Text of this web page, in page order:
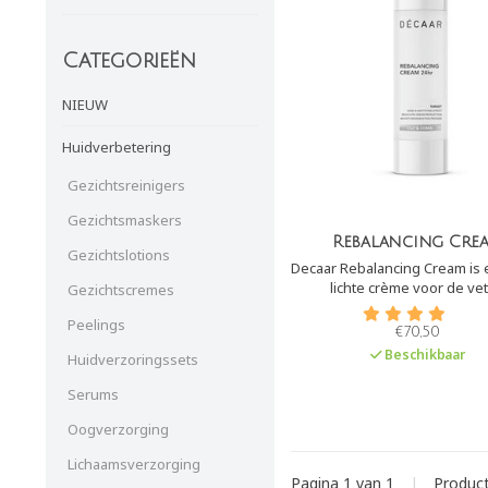
Categorieën
NIEUW
Huidverbetering
Gezichtsreinigers
Gezichtsmaskers
Gezichtslotions
Gezichtscremes
Peelings
Huidverzoringssets
Serums
Oogverzorging
Lichaamsverzorging
Rebalancing
Decaar Rebalancing Cream is
lichte crème voor de
gecombineerde en/of acne
is een 24 uurs crème die
hydrateert en regulerend
talgproductie. H
€70,50
Beschikbaar
Pagina 1 van 1 |